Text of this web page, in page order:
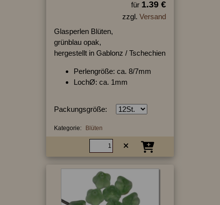
für 1.39 €
zzgl. Versand
Glasperlen Blüten,
grünblau opak,
hergestellt in Gablonz / Tschechien
Perlengröße: ca. 8/7mm
LochØ: ca. 1mm
Packungsgröße:
Kategorie: Blüten